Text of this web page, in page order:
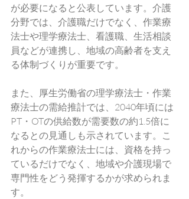
が必要になると公表しています。介護
分野では、介護職だけでなく、作業療
法士や理学療法士、看護職、生活相談
員などが連携し、地域の高齢者を支え
る体制づくりが重要です。
また、厚生労働省の理学療法士・作業
療法士の需給推計では、2040年頃には
PT・OTの供給数が需要数の約1.5倍に
なるとの見通しも示されています。こ
れからの作業療法士には、資格を持っ
ているだけでなく、地域や介護現場で
専門性をどう発揮するかが求められま
す。